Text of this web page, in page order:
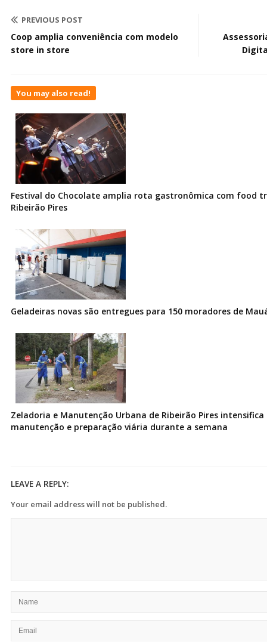
PREVIOUS POST
Coop amplia conveniência com modelo
store in store
You may also read!
Festival do Chocolate amplia rota gastronômica com food
Ribeirão Pires
Geladeiras novas são entregues para 150 moradores de
Zeladoria e Manutenção Urbana de Ribeirão Pires intensifica
manutenção e preparação viária durante a semana
LEAVE A REPLY:
Your email address will not be published.